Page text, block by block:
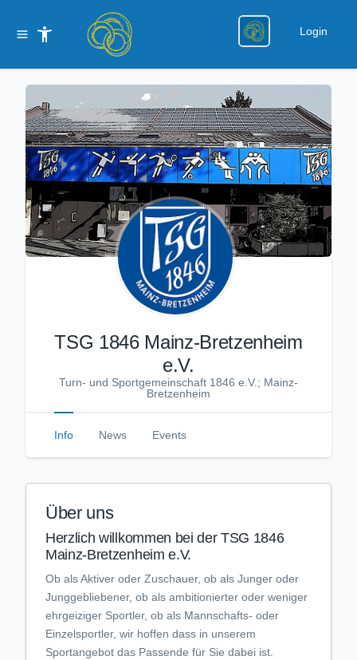
Login
TSG 1846 Mainz-Bretzenheim
e.V.
Turn- und Sportgemeinschaft 1846 e.V.; Mainz-
Bretzenheim
Info News Events
Über uns
Herzlich willkommen bei der TSG 1846
Mainz-Bretzenheim e.V.
Ob als Aktiver oder Zuschauer, ob als Junger oder
Junggebliebener, ob als ambitionierter oder weniger
ehrgeiziger Sportler, ob als Mannschafts- oder
Einzelsportler, wir hoffen dass in unserem
Sportangebot das Passende für Sie dabei ist.